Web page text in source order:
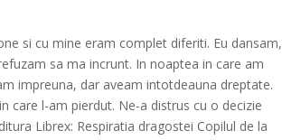
si cu mine eram complet diferiti. Eu dansam,
sa ma incrunt. In noaptea in care am
impreuna, dar aveam intotdeauna dreptate.
care l-am pierdut. Ne-a distrus cu o decizie
Librex: Respiratia dragostei Copilul de la